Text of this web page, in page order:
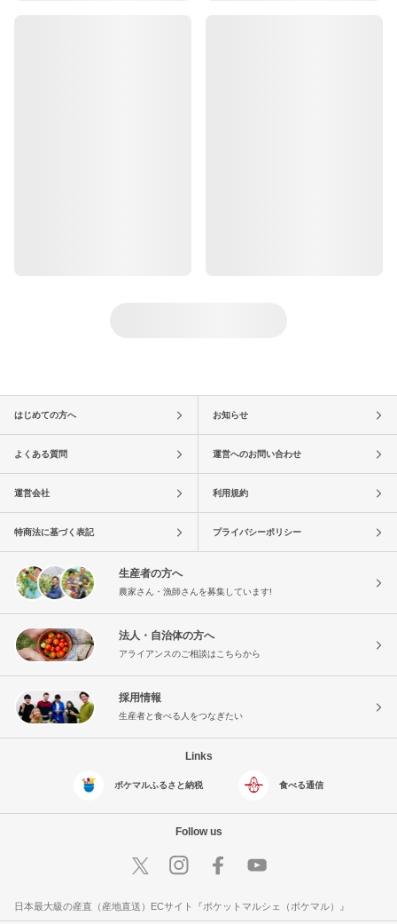
はじめての方へ お知らせ
よくある質問 運営へのお問い合わせ
運営会社 利用規約
特商法に基づく表記 プライバシーポリシー
生産者の方へ
農家さん・漁師さんを募集しています!
法人・自治体の方へ
アライアンスのご相談はこちらから
採用情報
生産者と食べる人をつなぎたい
Links
ポケマルふるさと納税 食べる通信
Follow us
日本最大級の産直（産地直送）ECサイト『ポケットマルシェ（ポケマル）』